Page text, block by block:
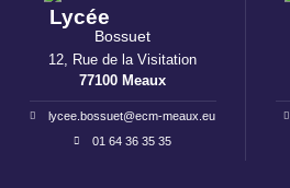
Lycée
Bossuet
12, Rue de la Visitation
77100 Meaux
lycee.bossuet@ecm-meaux.eu
01 64 36 35 35